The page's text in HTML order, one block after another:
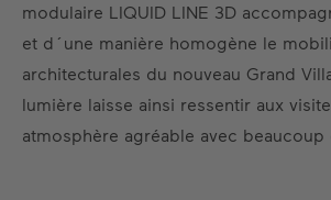
modulaire LIQUID LINE 3D
et d´une manière homogène le
architecturales du nouveau Grand
lumière laisse ainsi ressentir aux
atmosphère agréable avec beaucoup